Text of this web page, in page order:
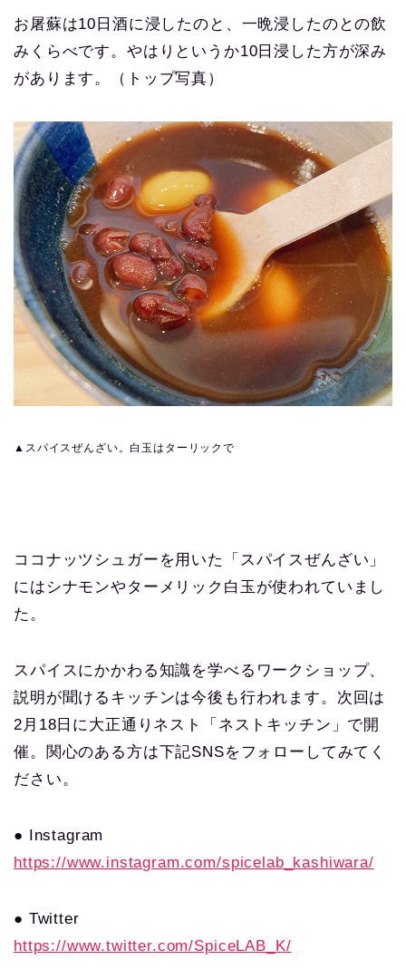
お屠蘇は10日酒に浸したのと、一晩浸したのとの飲
みくらべです。やはりというか10日浸した方が深み
があります。（トップ写真）
▲スパイスぜんざい。白玉はターリックで
ココナッツシュガーを用いた「スパイスぜんざい」
にはシナモンやターメリック白玉が使われていまし
た。
スパイスにかかわる知識を学べるワークショップ、
説明が聞けるキッチンは今後も行われます。次回は
2月18日に大正通りネスト「ネストキッチン」で開
催。関心のある方は下記SNSをフォローしてみてく
ださい。
● Instagram
https://www.instagram.com/spicelab_kashiwara/
● Twitter
https://www.twitter.com/SpiceLAB_K/